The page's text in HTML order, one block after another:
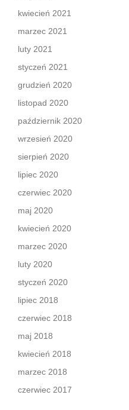
kwiecień 2021
marzec 2021
luty 2021
styczeń 2021
grudzień 2020
listopad 2020
październik 2020
wrzesień 2020
sierpień 2020
lipiec 2020
czerwiec 2020
maj 2020
kwiecień 2020
marzec 2020
luty 2020
styczeń 2020
lipiec 2018
czerwiec 2018
maj 2018
kwiecień 2018
marzec 2018
czerwiec 2017